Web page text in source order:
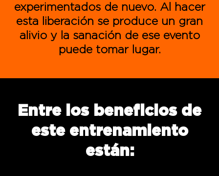
experimentados de nuevo. Al hacer
esta liberación se produce un gran
alivio y la sanación de ese evento
puede tomar lugar.
Entre los beneficios de
este entrenamiento
están: